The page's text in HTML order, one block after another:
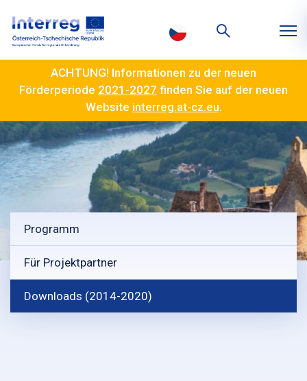
ACHTUNG! Informationen zu der neuen
Förderperiode 2021-2027 finden Sie auf der neuen
Website interreg.at-cz.eu.
Programm
Für Projektpartner
Downloads (2014-2020)